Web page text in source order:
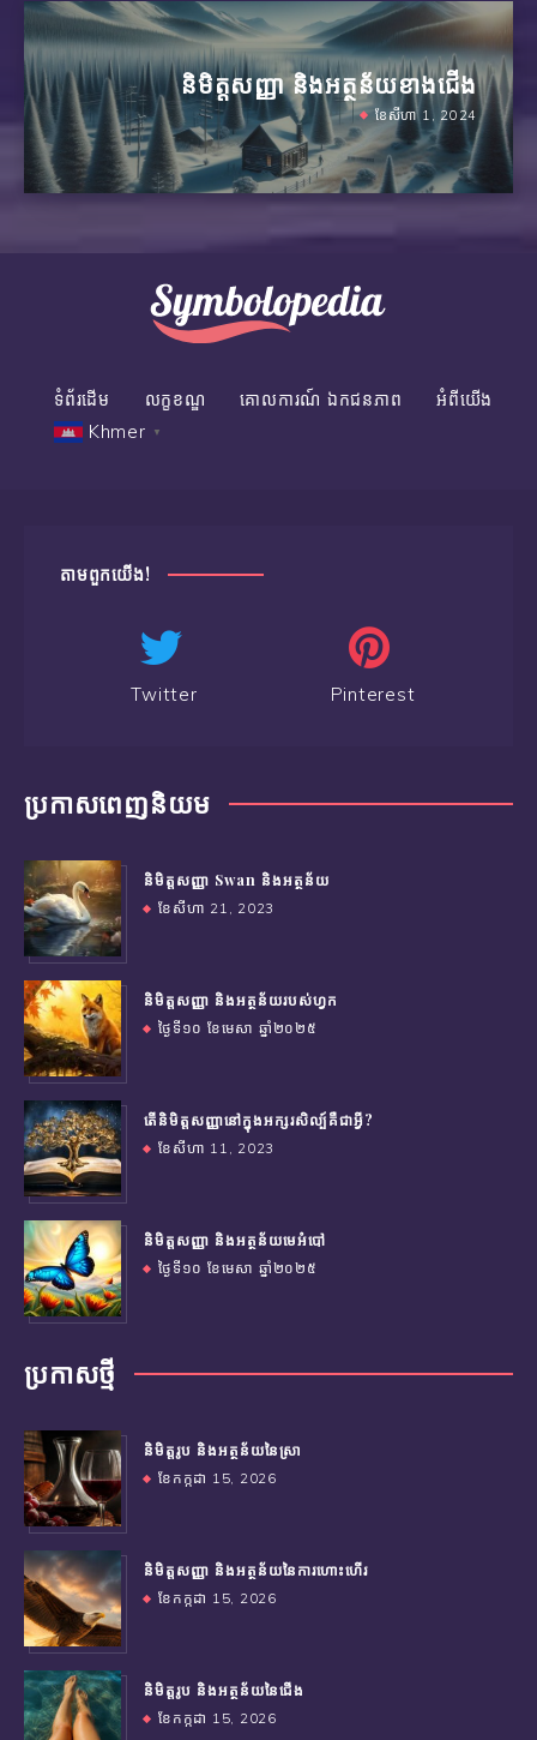
និមិត្តសញ្ញា និងអត្ថន័យខាងជើង
ខែសីហា 1, 2024
ទំព័រដើម លក្ខខណ្ឌ គោលការណ៍ ​ឯកជនភាព អំពីយើង
Khmer ▼
តាម​ពួក​យើង!
Twitter Pinterest
ប្រកាសពេញនិយម
និមិត្តសញ្ញា Swan និងអត្ថន័យ
ខែសីហា 21, 2023
និមិត្តសញ្ញា និងអត្ថន័យរបស់ហ្វក
ថ្ងៃទី១០ ខែមេសា ឆ្នាំ២០២៥
តើនិមិត្តសញ្ញានៅក្នុងអក្សរសិល្ប៍គឺជាអ្វី?
ខែសីហា 11, 2023
និមិត្តសញ្ញា និងអត្ថន័យមេអំបៅ
ថ្ងៃទី១០ ខែមេសា ឆ្នាំ២០២៥
ប្រកាស​ថ្មី
និមិត្តរូប និងអត្ថន័យនៃស្រា
ខែកក្កដា 15, 2026
និមិត្តសញ្ញា និងអត្ថន័យនៃការហោះហើរ
ខែកក្កដា 15, 2026
និមិត្តរូប និងអត្ថន័យនៃជើង
ខែកក្កដា 15, 2026